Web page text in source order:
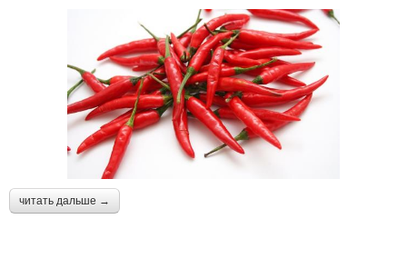
читать дальше →